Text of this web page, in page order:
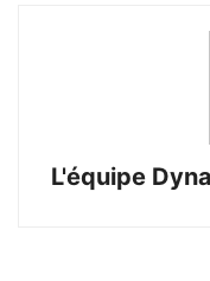
L'équipe